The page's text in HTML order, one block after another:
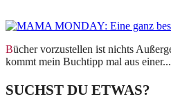
Bücher vorzustellen ist nichts Außergewöhnliches hier auf meinem Blog. Allerdings geht es dabei sonst immer um vegane Kochbücher oder Bücher zum Thema Nachhaltigkeit. Heute
kommt mein Buchtipp mal aus einer...
SUCHST DU ETWAS?